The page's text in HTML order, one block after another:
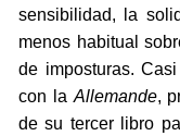
sensibilidad, la
menos habitual
de imposturas.
con la Allemande,
de su tercer libro